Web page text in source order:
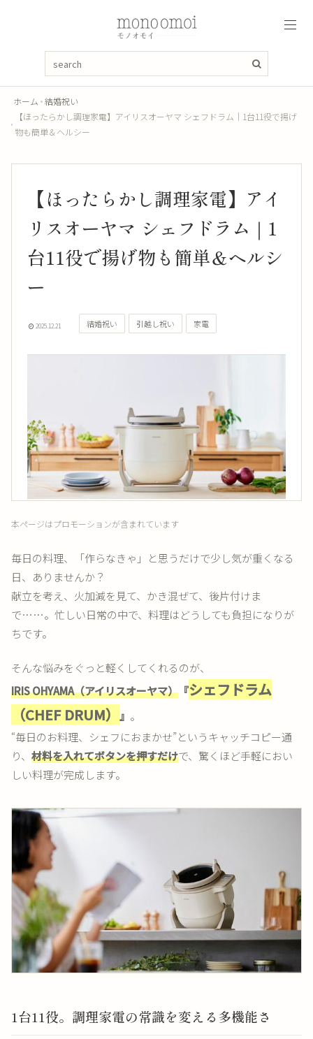
ホーム 結婚祝い
【ほったらかし調理家電】アイリスオーヤマ シェフドラム｜1台11役で揚げ
物も簡単＆ヘルシー
【ほったらかし調理家電】アイ
リスオーヤマ シェフドラム｜1
台11役で揚げ物も簡単＆ヘルシ
ー
2025.12.21 結婚祝い 引越し祝い 家電
本ページはプロモーションが含まれています
毎日の料理、「作らなきゃ」と思うだけで少し気が重くなる
日、ありませんか？
献立を考え、火加減を見て、かき混ぜて、後片付けま
で……。忙しい日常の中で、料理はどうしても負担になりが
ちです。
そんな悩みをぐっと軽くしてくれるのが、
IRIS OHYAMA（アイリスオーヤマ） 『シェフドラム
（CHEF DRUM）
』 。
“毎日のお料理、シェフにおまかせ”というキャッチコピー通
り、 材料を入れてボタンを押すだけで、驚くほど手軽におい
しい料理が完成します。
1台11役。調理家電の常識を変える多機能さ